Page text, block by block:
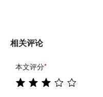
相关评论
本文评分*